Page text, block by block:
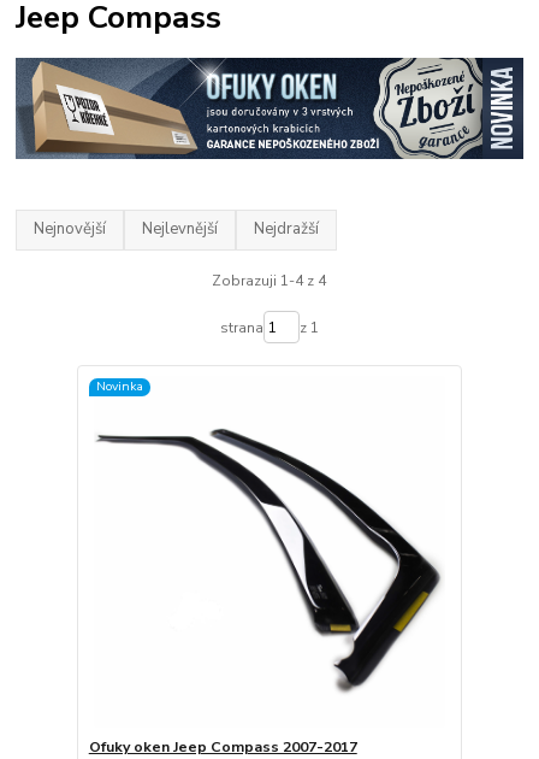
Jeep Compass
Nejnovější Nejlevnější Nejdražší
Zobrazuji 1-4 z 4
strana z 1
Novinka
Ofuky oken Jeep Compass 2007-2017